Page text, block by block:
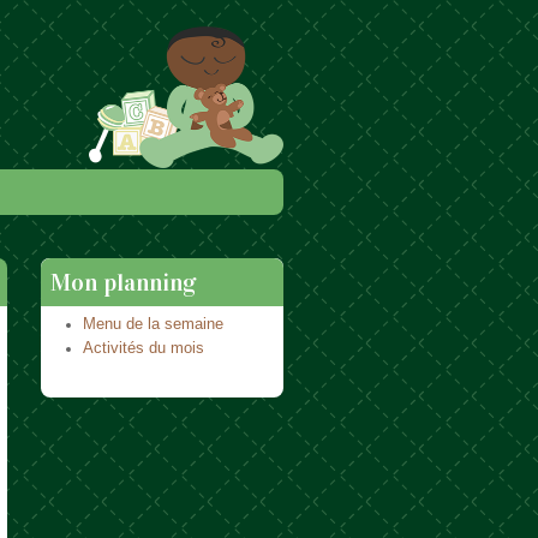
Mon planning
Menu de la semaine
Activités du mois